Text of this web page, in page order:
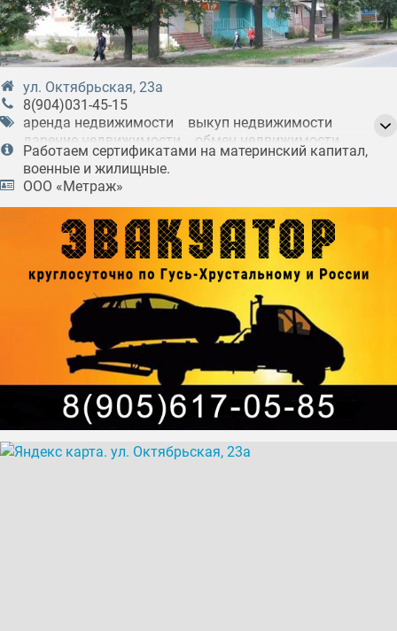
ул. Октябрьская, 23а
8(904)031-45-15
аренда недвижимости
выкуп недвижимости
дарение недвижимости
обмен недвижимости
оценка недвижимости
покупка недвижимости
помощь в оформлении ипотеки
продажа недвижимости
узаконивание перепланировки
услуги по приватизации
Работаем сертификатами на материнский капитал,
военные и жилищные.
ООО «Метраж»